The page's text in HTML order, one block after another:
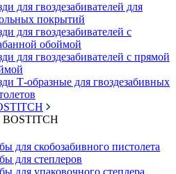
для гвоздезабивателей для
покрытий
для гвоздезабивателей с
обоймой
для гвоздезабивателей с прямой
Т-образные для гвоздезабивных
для скобозабивного пистолета
для степлеров
для упаковочного степлера